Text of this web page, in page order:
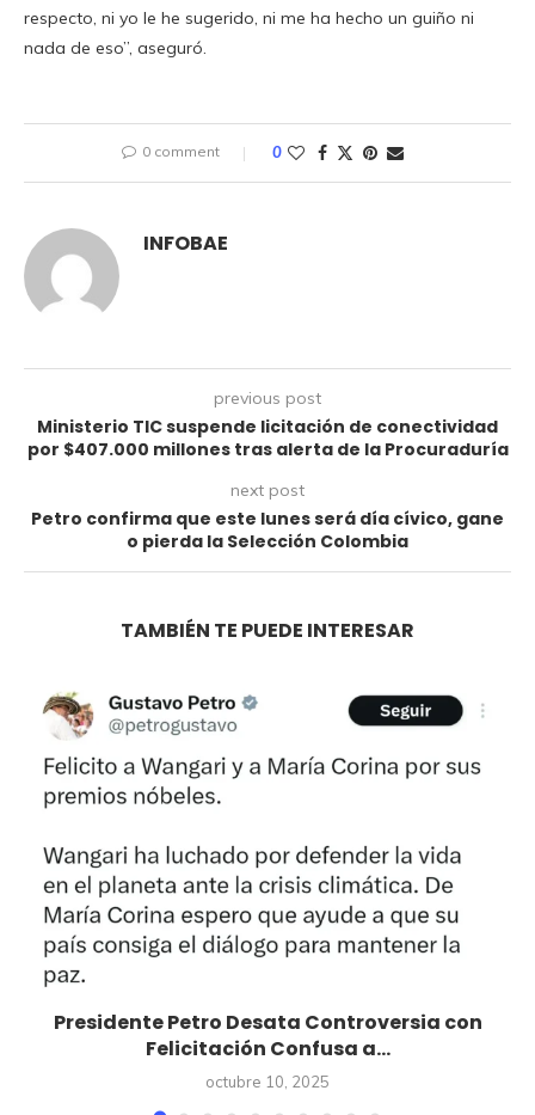
respecto, ni yo le he sugerido, ni me ha hecho un guiño ni
nada de eso”, aseguró.
0 comment 0
INFOBAE
previous post
Ministerio TIC suspende licitación de conectividad
por $407.000 millones tras alerta de la Procuraduría
next post
Petro confirma que este lunes será día cívico, gane
o pierda la Selección Colombia
TAMBIÉN TE PUEDE INTERESAR
Presidente Petro Desata Controversia con
Felicitación Confusa a...
octubre 10, 2025